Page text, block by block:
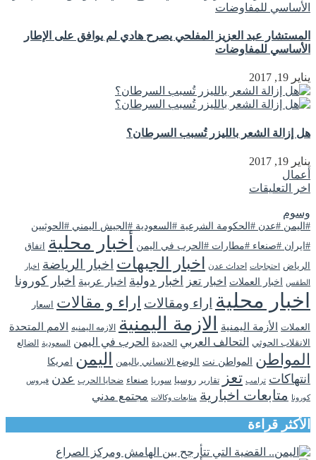
المستشار عبد العزيز المفلحي يصرح هادي لم يوافق على الإطار
الأساسي للمفاوضات
يناير 19, 2017
هل إزالة الشعر بالليزر تُسبب السرطان؟
يناير 19, 2017
أعمال
اخر التعليقات
وسوم
#اليمن #عدن #الحكومة الشرعية #السعودية #الجيش اليمني #الحوثيين
#ايران #صنعاء #مطارات #الحرب في اليمن
أخبار محلية
اتفاق
الرياض
احتجاجات احداث عدن اخبار الجبهات اخبار الرياضة اخبار
الطقس
اخبار العملات اخبار تعز اخبار دولية اخبار عربية اخبار كورونا
اخبار محلية اراء ومقالات اراء و مقالات اسعار
العملات الأزمة اليمنية الازمة اليمنية الازمه اليمنيه الامم المتحدة
الانقلاب الحوثي التحالف العربي الحديدة الحرب في اليمن السعودية الضالع
المواطن المواطن نت الوضع الانساني باليمن اليمن امريكا
انتهاكات ترامب تعز تقارير روسيا سوريا صنعاء ضحايا الحرب عدن فيروس
كورونا متابعات اخبارية متابعات وكالات مجتمع مدني
الأكثر قراءة